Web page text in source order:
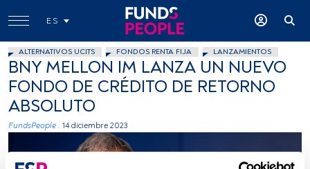
ES
ALTERNATIVOS UCITS FONDOS RENTA FIJA LANZAMIENTOS
BNY MELLON IM LANZA UN NUEVO
FONDO DE CRÉDITO DE RETORNO
ABSOLUTO
FundsPeople . 14 diciembre 2023